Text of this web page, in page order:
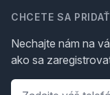
CHCETE SA
Nechajte nám na
ako sa
Telefón